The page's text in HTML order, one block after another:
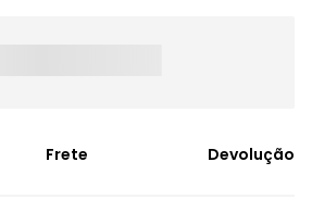
Frete Devolução